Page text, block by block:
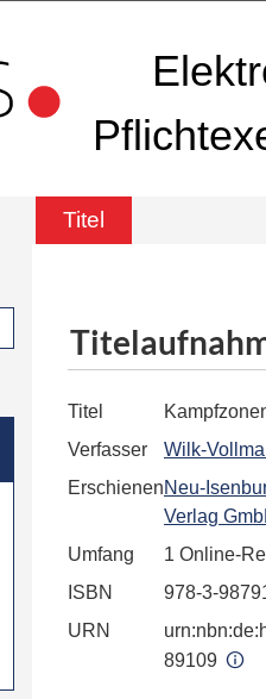
Titel
Titel
Verfasser
Wilk-
ErschienenNeu-
Verlag
Umfang
1 Online-
ISBN
978-3-
URN
89109